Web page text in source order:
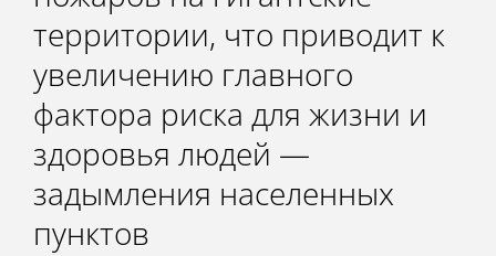
О журнале
Номера журналов
Редакционная этика
Информация для авторов
территории, что приводит к
увеличению главного
фактора риска для жизни и
здоровья людей —
задымления населенных
пунктов